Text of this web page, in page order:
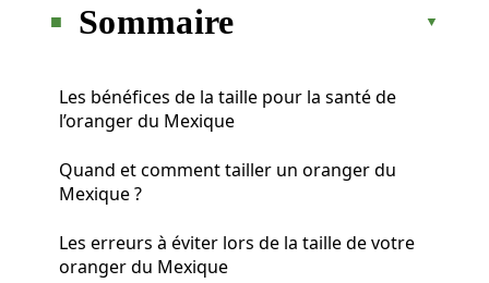
Sommaire
Les bénéfices de la taille pour la santé de
l’oranger du Mexique
Quand et comment tailler un oranger du
Mexique ?
Les erreurs à éviter lors de la taille de votre
oranger du Mexique